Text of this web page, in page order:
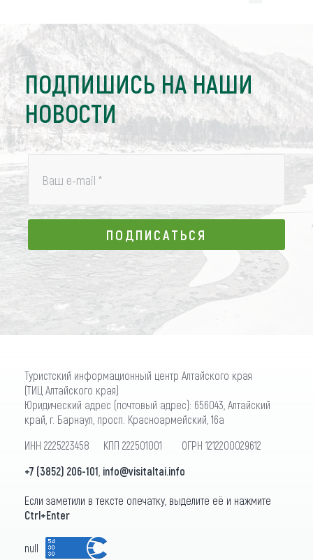
ПОДПИШИСЬ НА НАШИ
НОВОСТИ
Ваш e-mail *
ПОДПИСАТЬСЯ
ПОДПИСАТЬСЯ
Туристский информационный центр Алтайского края
(ТИЦ Алтайского края)
Юридический адрес (почтовый адрес): 656043, Алтайский
край, г. Барнаул, просп. Красноармейский, 16а
ИНН 2225223458 КПП 222501001 ОГРН 1212200029612
+7 (3852) 206-101 info@visitaltai.info
Если заметили в тексте опечатку, выделите её и нажмите
Ctrl+Enter
null